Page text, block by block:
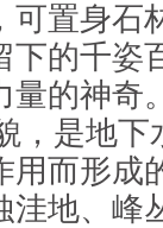
可置身石
的千姿
量的神奇
，是地下
而形成
洼地、峰